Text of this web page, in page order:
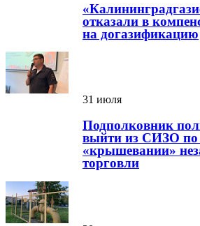
отказали в
на догазификацию
31 июля
Подполковник
выйти из СИЗО по
«крышевании»
торговли